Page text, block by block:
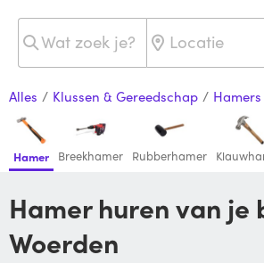
Alles / Klussen & Gereedschap / Hamers
Hamer Breekhamer Rubberhamer
Hamer huren van je buren in
Woerden